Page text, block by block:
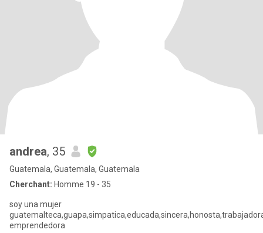
andrea, 35
Guatemala, Guatemala, Guatemala
Cherchant: Homme 19 - 35
soy una mujer
emprendedora